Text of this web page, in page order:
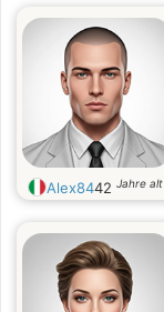
Alex8442 Jahre alt